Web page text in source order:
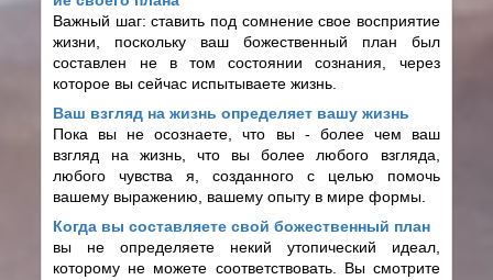
Важный шаг: ставить под сомнение свое восприятие
жизни, поскольку ваш божественный план был
составлен не в том состоянии сознания, через
которое вы сейчас испытываете жизнь.
Ваш взгляд на жизнь определяет вашу жизнь
Пока вы не осознаете, что вы - более чем ваш
взгляд на жизнь, что вы более любого взгляда,
любого чувства я, созданного с целью помочь
вашему выражению, вашему опыту в мире формы.
Когда вы составляете свой божественный план
вы не определяете некий утопический идеал,
которому не можете соответствовать. Вы смотрите